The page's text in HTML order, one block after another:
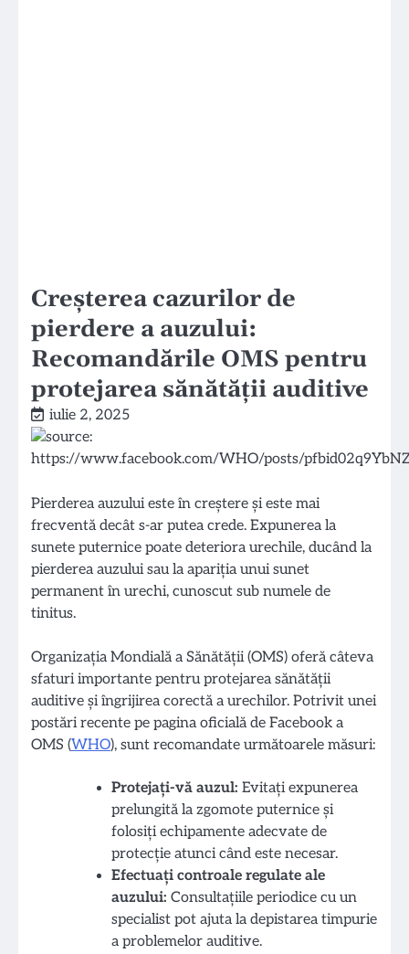
Creșterea cazurilor de
pierdere a auzului:
Recomandările OMS pentru
protejarea sănătății auditive
iulie 2, 2025
Pierderea auzului este în creștere și este mai
frecventă decât s-ar putea crede. Expunerea la
sunete puternice poate deteriora urechile, ducând la
pierderea auzului sau la apariția unui sunet
permanent în urechi, cunoscut sub numele de
tinitus.
Organizația Mondială a Sănătății (OMS) oferă câteva
sfaturi importante pentru protejarea sănătății
auditive și îngrijirea corectă a urechilor. Potrivit unei
postări recente pe pagina oficială de Facebook a
OMS (WHO), sunt recomandate următoarele măsuri:
Protejați-vă auzul: Evitați expunerea
prelungită la zgomote puternice și
folosiți echipamente adecvate de
protecție atunci când este necesar.
Efectuați controale regulate ale
auzului: Consultațiile periodice cu un
specialist pot ajuta la depistarea timpurie
a problemelor auditive.